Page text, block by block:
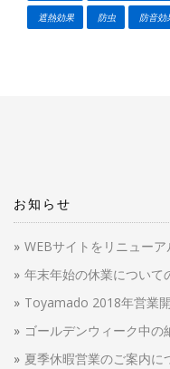
遮熱効果 防虫 防音効
お知らせ
WEBサイトをリニューア
年末年始の休業について
Toyamado 2018年営業
ゴールデンウィーク中の
夏季休暇営業のご案内に